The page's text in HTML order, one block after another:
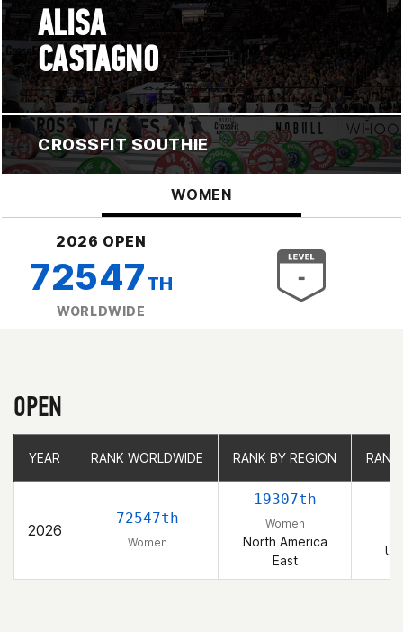
ALISA
CASTAGNO
CROSSFIT SOUTHIE
WOMEN
2026 OPEN
72547TH
WORLDWIDE
OPEN
YEAR RANK WORLDWIDE RANK BY REGION
2026
72547th
Women
19307th
Women
North America
East
YEAR RANK WORLDWIDE RANK BY REGION